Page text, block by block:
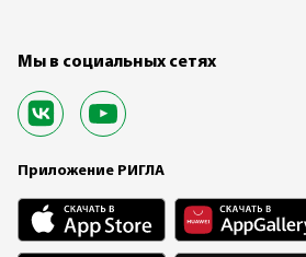
Мы в социальных сетях
Приложение РИГЛА